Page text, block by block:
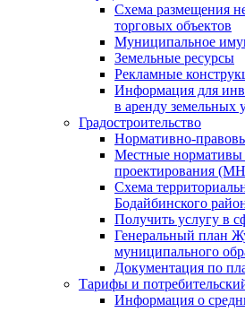
Схема размещения
торговых объектов
Муниципальное
Земельные ресурсы
Рекламные
Информация для
в аренду земельных
Градостроительство
Нормативно-
Местные нормативы
проектирования
Схема
Бодайбинского
Получить услугу в
Генеральный план
муниципального
Документация по
Тарифы и
Информация о